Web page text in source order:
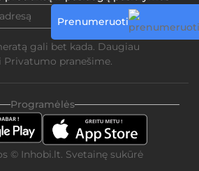
Prenumeruoti
gali bet kada. Daugiau
Privatumo pranešime.
© Inhobi.lt. Svetainę sukūrė
Programėlės